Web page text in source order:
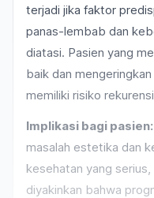
terjadi jika faktor
panas-lembab dan
diatasi. Pasien yang
baik dan
memiliki risiko
Implikasi bagi pasien:
masalah estetika dan
kesehatan yang
diyakinkan bahwa